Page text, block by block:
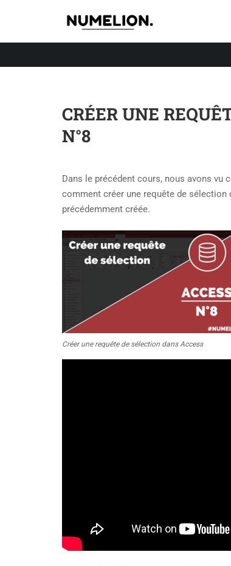
CRÉER UNE
N°8
Dans le précédent cours, nous avons
comment créer une requête de sélection
précédemment créée.
Créer une requête de sélection dans Access